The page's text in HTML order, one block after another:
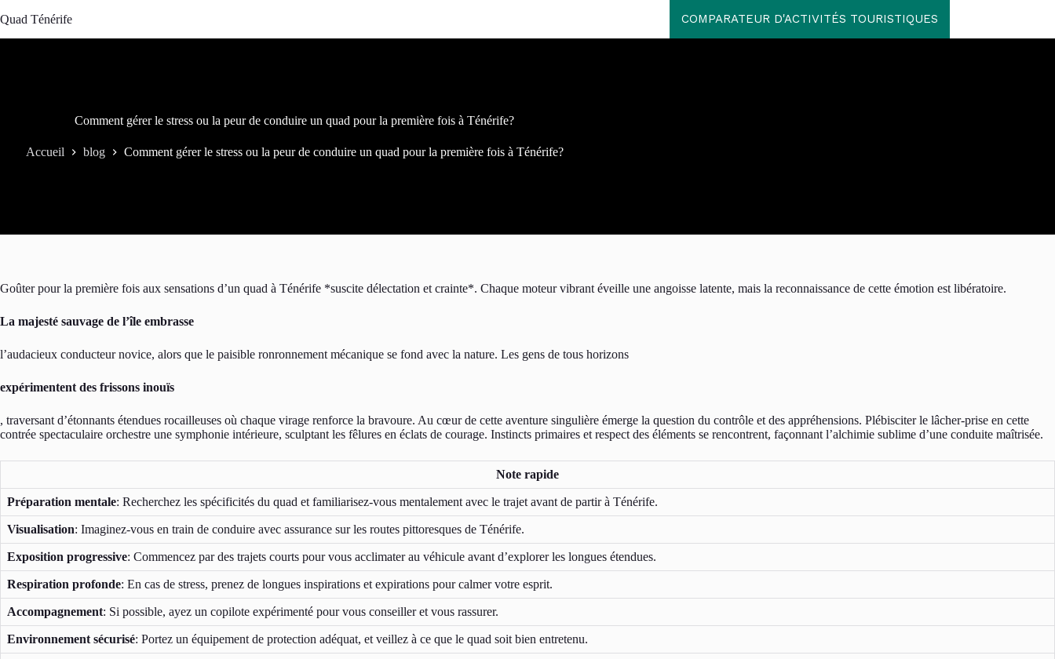
au
Quad Ténérife COMPARATEUR D'ACTIVITÉS TOURISTIQUES
Comment gérer le stress ou la peur de conduire un quad pour la première fois à Ténérife?
Accueil blog Comment gérer le stress ou la peur de conduire un quad pour la première fois à Ténérife?
Goûter pour la première fois aux sensations d’un quad à Ténérife *suscite délectation et crainte*. Chaque moteur vibrant éveille une angoisse latente, mais la reconnaissance de cette émotion est libératoire.
La majesté sauvage de l’île embrasse
l’audacieux conducteur novice, alors que le paisible ronronnement mécanique se fond avec la nature. Les gens de tous horizons
expérimentent des frissons inouïs
, traversant d’étonnants étendues rocailleuses où chaque virage renforce la bravoure. Au cœur de cette aventure singulière émerge la question du contrôle et des appréhensions. Plébisciter le lâcher-prise en cette
contrée spectaculaire orchestre une symphonie intérieure, sculptant les fêlures en éclats de courage. Instincts primaires et respect des éléments se rencontrent, façonnant l’alchimie sublime d’une conduite maîtrisée.
Note rapide
Préparation mentale: Recherchez les spécificités du quad et familiarisez-vous mentalement avec le trajet avant de partir à Ténérife.
Visualisation: Imaginez-vous en train de conduire avec assurance sur les routes pittoresques de Ténérife.
Exposition progressive: Commencez par des trajets courts pour vous acclimater au véhicule avant d’explorer les longues étendues.
Respiration profonde: En cas de stress, prenez de longues inspirations et expirations pour calmer votre esprit.
Accompagnement: Si possible, ayez un copilote expérimenté pour vous conseiller et vous rassurer.
Environnement sécurisé: Portez un équipement de protection adéquat, et veillez à ce que le quad soit bien entretenu.